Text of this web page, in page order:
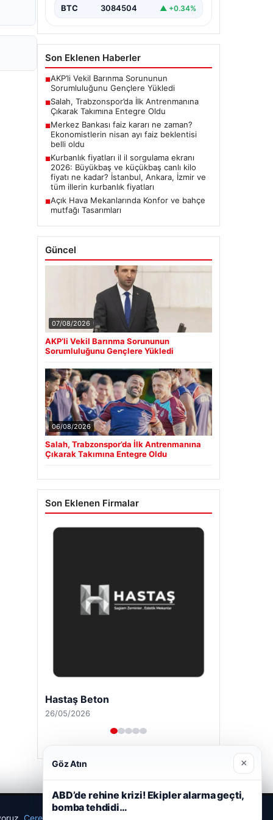
BTC 3084504 ▲ +0.34%
Son Eklenen Haberler
■AKP’li Vekil Barınma Sorununun
Sorumluluğunu Gençlere Yükledi
■Salah, Trabzonspor’da İlk Antrenmanına
Çıkarak Takımına Entegre Oldu
■Merkez Bankası faiz kararı ne zaman?
Ekonomistlerin nisan ayı faiz beklentisi
belli oldu
■Kurbanlık fiyatları il il sorgulama ekranı
2026: Büyükbaş ve küçükbaş canlı kilo
fiyatı ne kadar? İstanbul, Ankara, İzmir ve
tüm illerin kurbanlık fiyatları
■Açık Hava Mekanlarında Konfor ve bahçe
mutfağı Tasarımları
Güncel
07/08/2026
AKP’li Vekil Barınma Sorununun
Sorumluluğunu Gençlere Yükledi
06/08/2026
Salah, Trabzonspor’da İlk Antrenmanına
Çıkarak Takımına Entegre Oldu
Son Eklenen Firmalar
Hastaş Beton
26/05/2026
Çerez Politikamız
Göz Atın ×
ABD’de rehine krizi! Ekipler alarma geçti,
bomba tehdidi…